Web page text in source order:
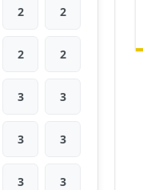
2 2
2 2
3 3
3 3
3 3